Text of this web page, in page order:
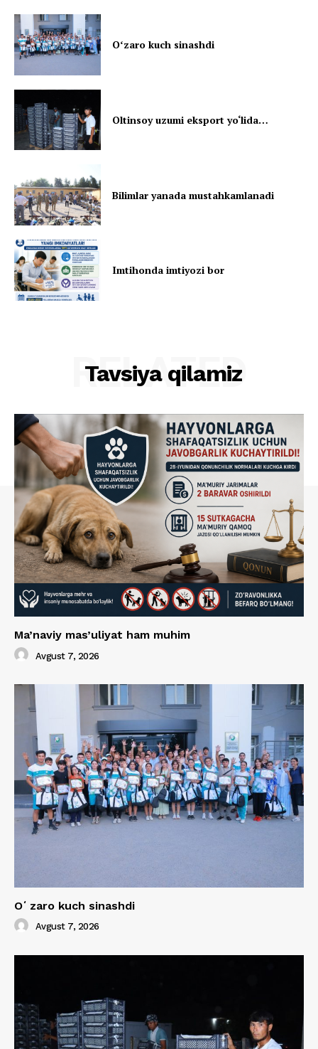
Oʻzaro kuch sinashdi
Oltinsoy uzumi eksport yo‘lida…
Bilimlar yanada mustahkamlanadi
Imtihonda imtiyozi bor
Tavsiya qilamiz
RELATED
Ma’naviy mas’uliyat ham muhim
Avgust 7, 2026
Oʻzaro kuch sinashdi
Avgust 7, 2026